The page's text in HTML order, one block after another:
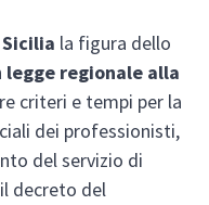
Sicilia la figura dello
legge regionale alla
criteri e tempi per la
dei professionisti,
del servizio di
decreto del